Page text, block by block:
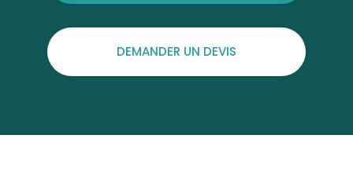
DEMANDER UN DEVIS